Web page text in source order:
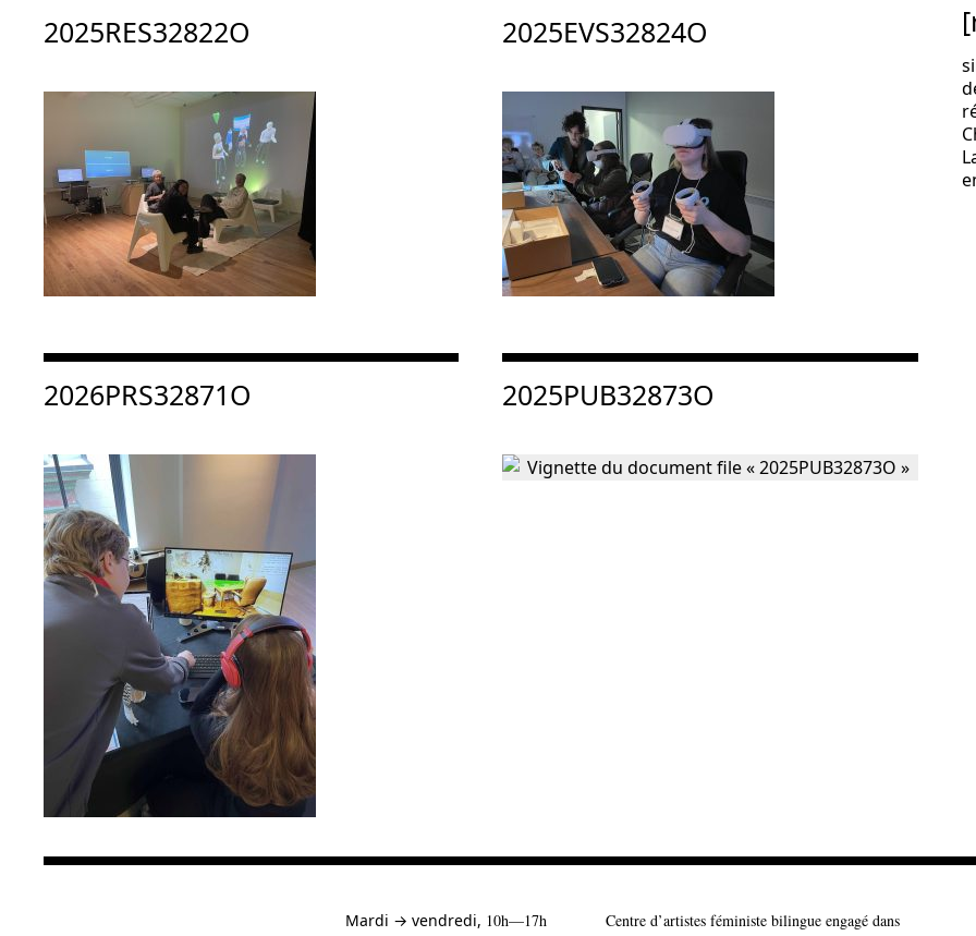
2025RES32822O 2025EVS32824O
2026PRS32871O 2025PUB32873O
Mardi → àvendredi, 10h—17h
Centre d’artistes féministe bilingue engagé dans